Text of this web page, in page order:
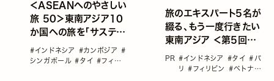
＜ASEANへのやさしい
旅 50＞東南アジア10
か国への旅を「サステナ
ブル」な視点で楽しむ
50のおすすめアイデア
#インドネシア #カンボジア #
シンガポール#タイ#フィリピ
旅のエキスパート5名が
綴る、もう一度行きたい
東南アジア ＜第5回
＞“英語が話せない
私”を変えてくれた国「フ
PR #インドネシア #タイ#バ
リ#フィリピン #ベトナム